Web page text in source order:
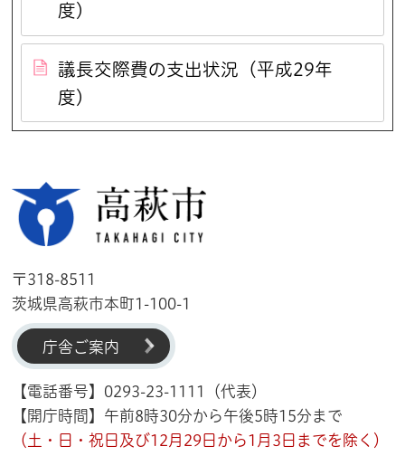
度）
議長交際費の支出状況（平成29年
度）
〒318-8511
茨城県高萩市本町1-100-1
庁舎ご案内
【電話番号】0293-23-1111（代表）
【開庁時間】午前8時30分から午後5時15分まで
（土・日・祝日及び12月29日から1月3日までを除く）